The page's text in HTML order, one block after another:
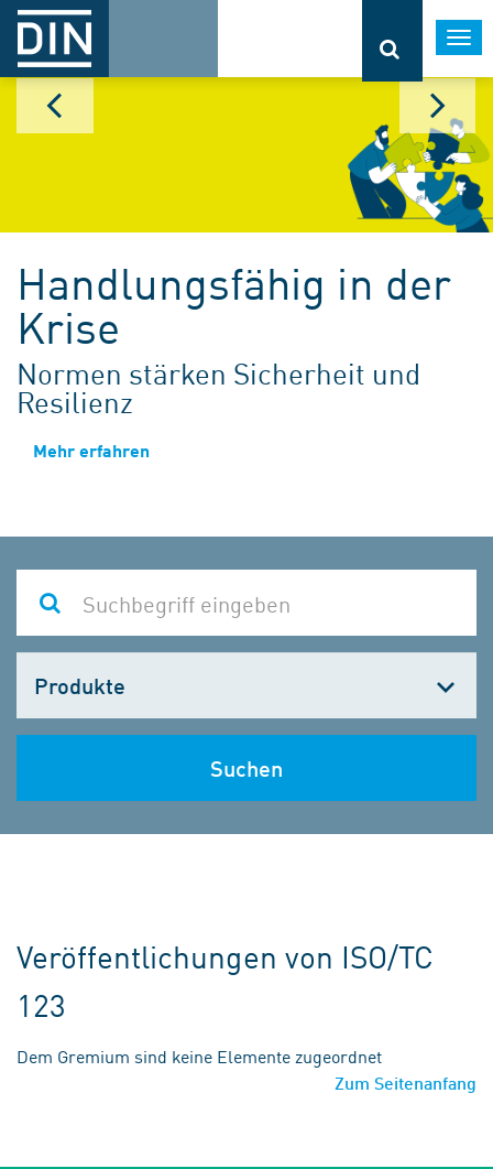
Handlungsfähig in der
Krise
Normen stärken Sicherheit und
Resilienz
Mehr erfahren
wählen
Suchen
Veröffentlichungen von ISO/TC
123
Dem Gremium sind keine Elemente zugeordnet
Zum Seitenanfang